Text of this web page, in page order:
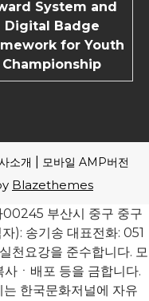
System and
Digital Badge
for Youth
Championship
소개 모바일 AMP버전
Blazethemes
00245 부산시 중구 중구
): 송기송 대표전화: 051
천요강을 준수합니다. 모
ㆍ배포 등을 금합니다.
한국문화저널에 자유